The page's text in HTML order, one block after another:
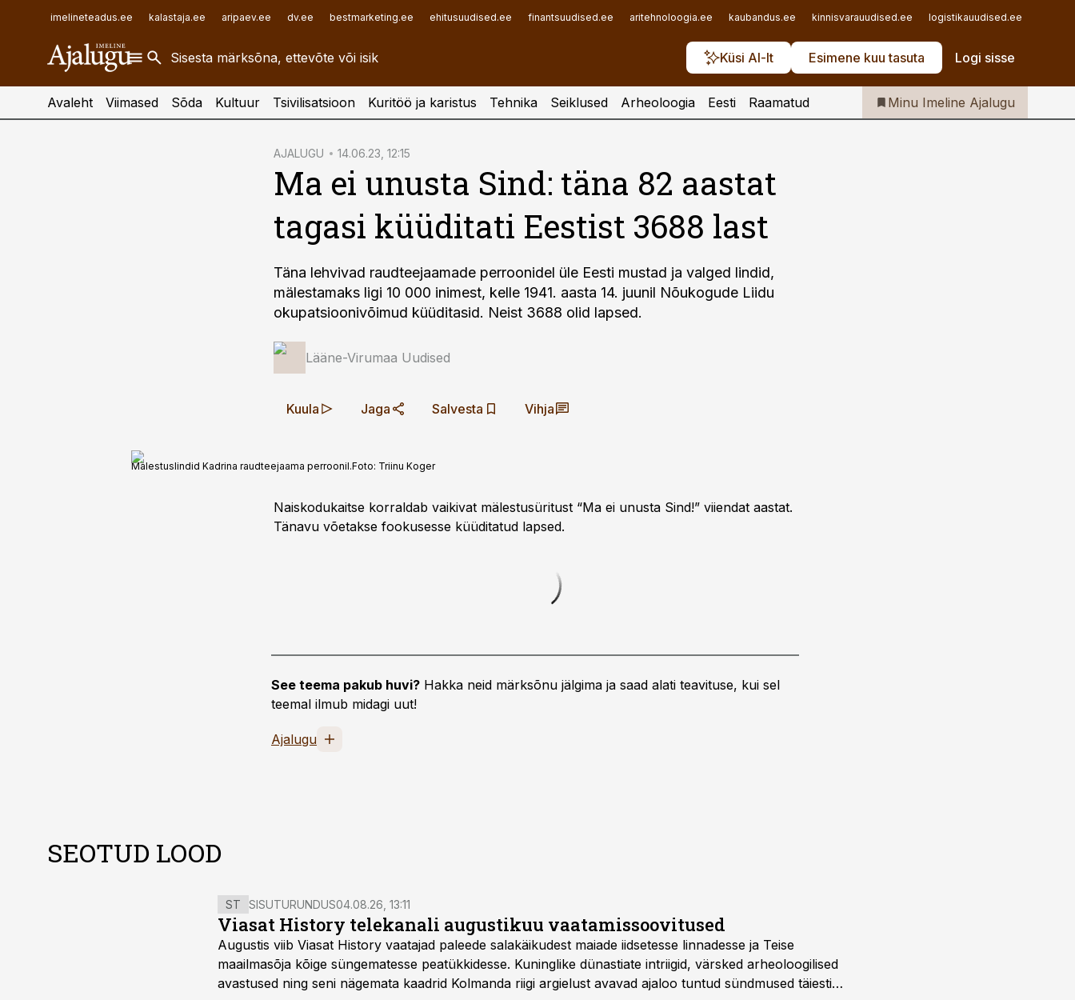
imelineteadus.ee kalastaja.ee aripaev.ee dv.ee bestmarketing.ee ehitusuudised.ee finantsuudised.ee aritehnoloogia.ee kaubandus.ee kinnisvarauudised.ee logistikauudised.ee
Küsi AI-lt Esimene kuu tasuta Logi sisse
finantsuudised.ee
aritehnoloogia.ee
toostusuudised.ee
Iseteenindus
Telli Imeline Ajalugu
Avaleht Viimased Sõda Kultuur Tsivilisatsioon Kuritöö ja karistus Tehnika Seiklused Arheoloogia Eesti Raamatud Minu Imeline Ajalugu
AJALUGU 14.06.23, 12:15
Ma ei unusta Sind: täna 82 aastat
tagasi küüditati Eestist 3688 last
Täna lehvivad raudteejaamade perroonidel üle Eesti mustad ja valged lindid,
mälestamaks ligi 10 000 inimest, kelle 1941. aasta 14. juunil Nõukogude Liidu
okupatsioonivõimud küüditasid. Neist 3688 olid lapsed.
Lääne-Virumaa Uudised
Kuula Jaga Salvesta Vihja
Mälestuslindid Kadrina raudteejaama perroonil.Foto: Triinu Koger
Naiskodukaitse korraldab vaikivat mälestusüritust “Ma ei unusta Sind!” viiendat aastat.
Tänavu võetakse fookusesse küüditatud lapsed.
See teema pakub huvi? Hakka neid märksõnu jälgima ja saad alati teavituse, kui sel
teemal ilmub midagi uut!
Ajalugu
SEOTUD LOOD
ST SISUTURUNDUS04.08.26, 13:11
Viasat History telekanali augustikuu vaatamissoovitused
Augustis viib Viasat History vaatajad paleede salakäikudest maiade iidsetesse linnadesse ja Teise
maailmasõja kõige süngematesse peatükkidesse. Kuninglike dünastiate intriigid, värsked arheoloogilised
avastused ning seni nägemata kaadrid Kolmanda riigi argielust avavad ajaloo tuntud sündmused täiesti